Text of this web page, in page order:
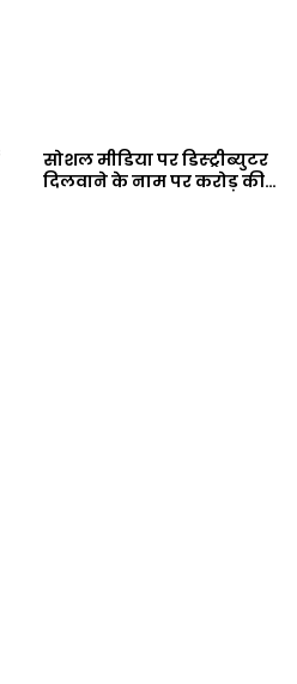
सोशल मीडिया पर डिस्ट्रीब्युटर
दिलवाने के नाम पर करोड़ की…